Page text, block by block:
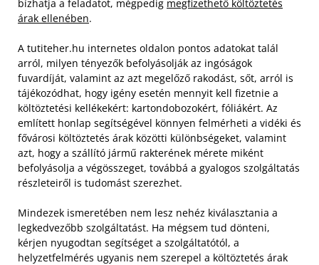
bízhatja a feladatot, mégpedig megfizethető költöztetés
árak ellenében.
A tutiteher.hu internetes oldalon pontos adatokat talál
arról, milyen tényezők befolyásolják az ingóságok
fuvardíját, valamint az azt megelőző rakodást, sőt, arról is
tájékozódhat, hogy igény esetén mennyit kell fizetnie a
költöztetési kellékekért: kartondobozokért, fóliákért. Az
említett honlap segítségével könnyen felmérheti a vidéki és
fővárosi költöztetés árak közötti különbségeket, valamint
azt, hogy a szállító jármű rakterének mérete miként
befolyásolja a végösszeget, továbbá a gyalogos szolgáltatás
részleteiről is tudomást szerezhet.
Mindezek ismeretében nem lesz nehéz kiválasztania a
legkedvezőbb szolgáltatást. Ha mégsem tud dönteni,
kérjen nyugodtan segítséget a szolgáltatótól, a
helyzetfelmérés ugyanis nem szerepel a költöztetés árak